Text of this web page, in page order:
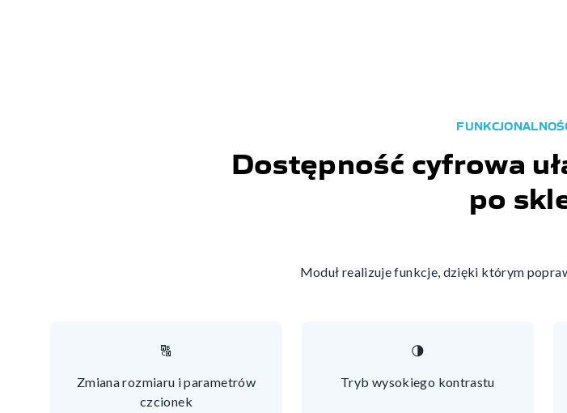
Dostępność cyfrowa
po
Moduł realizuje funkcje, dzięki którym
🔠
Zmiana rozmiaru i parametrów
czcionek
🌗
Tryb wysokiego kontrastu